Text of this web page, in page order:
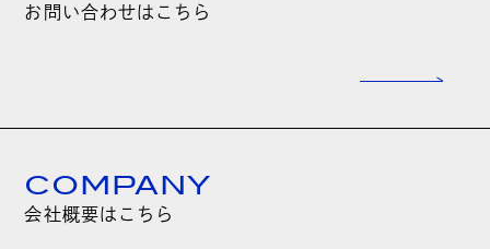
お問い合わせはこちら
COMPANY
会社概要はこちら